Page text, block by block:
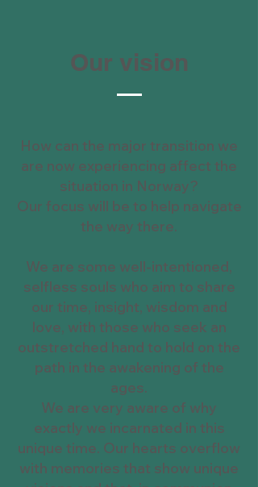
Our vision
How can the major transition we
are now experiencing affect the
situation in Norway?
Our focus will be to help navigate
the way there.
We are some well-intentioned,
selfless souls who aim to share
our time, insight, wisdom and
love, with those who seek an
outstretched hand to hold on the
path in the awakening of the
ages.
We are very aware of why
exactly we incarnated in this
unique time. Our hearts overflow
with memories that show unique